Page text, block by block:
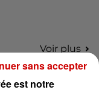
Voir plus
pour le
2026
est notre
sans accepter